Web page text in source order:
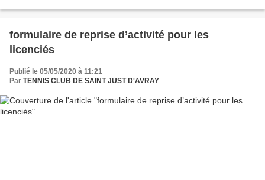
formulaire de reprise d’activité pour les
licenciés
Publié le 05/05/2020 à 11:21
Par TENNIS CLUB DE SAINT JUST D'AVRAY